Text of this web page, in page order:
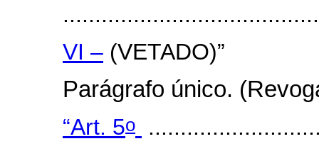
VI – (VETADO)”
Parágrafo único.
“Art. 5o